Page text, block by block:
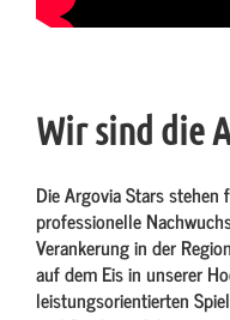
Wir sind die
Die Argovia Stars
professionelle
Verankerung in der
auf dem Eis in unserer
leistungsorientierten